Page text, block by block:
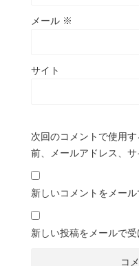
メール ※
サイト
次回のコメントで使用
前、メールアドレス、サ
新しいコメントをメール
新しい投稿をメールで受